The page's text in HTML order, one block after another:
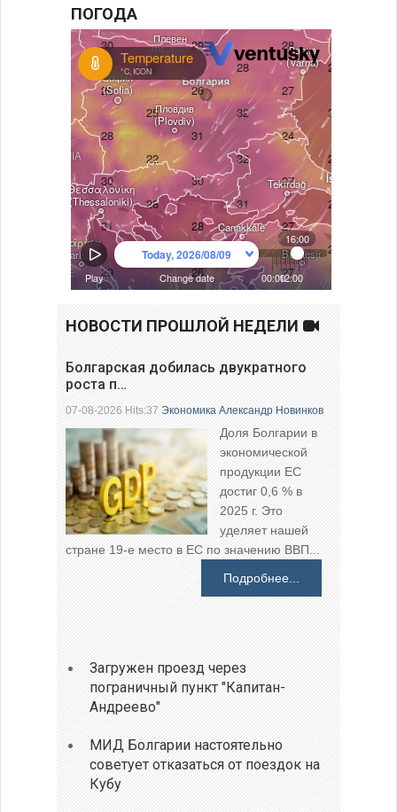
ПОГОДА
НОВОСТИ ПРОШЛОЙ НЕДЕЛИ
Болгарская добилась двукратного
роста п…
07-08-2026 Hits:37Экономика Александр Новинков
Доля Болгарии в
экономической
продукции ЕС
достиг 0,6 % в
2025 г. Это
уделяет нашей
стране 19-е место в ЕС по значению ВВП...
Подробнее...
Загружен проезд через
пограничный пункт "Капитан-
Андреево"
МИД Болгарии настоятельно
советует отказаться от поездок на
Кубу